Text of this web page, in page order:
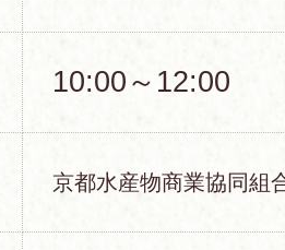
付き料理教室
い館弁当
10:00～12:00
京都水産物商業協同組